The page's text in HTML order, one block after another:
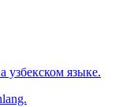
узбекском языке.